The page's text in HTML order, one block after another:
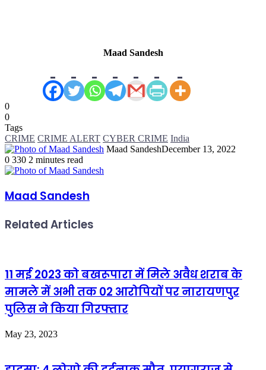
Maad Sandesh
0
0
Tags
CRIME CRIME ALERT CYBER CRIME India
Maad SandeshDecember 13, 2022
0 330 2 minutes read
Maad Sandesh
Related Articles
11 मई 2023 को बखरूपारा में मिले अवैध शराब के
मामले में अभी तक 02 आरोपियों पर नारायणपुर
पुलिस ने किया गिरफ्तार
May 23, 2023